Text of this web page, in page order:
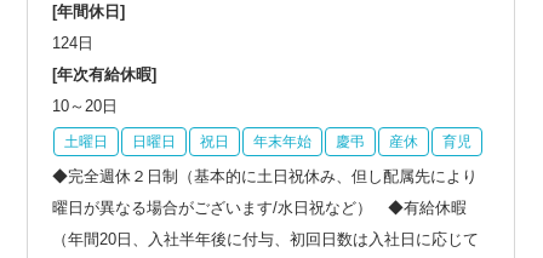
[年間休日]
124日
[年次有給休暇]
10～20日
土曜日 日曜日 祝日 年末年始 慶弔 産休 育児
◆完全週休２日制（基本的に土日祝休み、但し配属先により
曜日が異なる場合がございます/水日祝など） ◆有給休暇
（年間20日、入社半年後に付与、初回日数は入社日に応じて